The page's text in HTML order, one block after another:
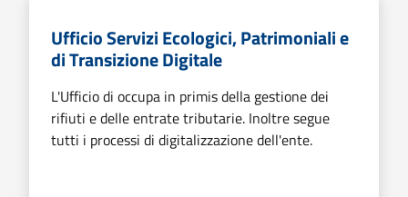
Ufficio Servizi Ecologici, Patrimoniali e
di Transizione Digitale
L'Ufficio di occupa in primis della gestione dei
rifiuti e delle entrate tributarie. Inoltre segue
tutti i processi di digitalizzazione dell'ente.